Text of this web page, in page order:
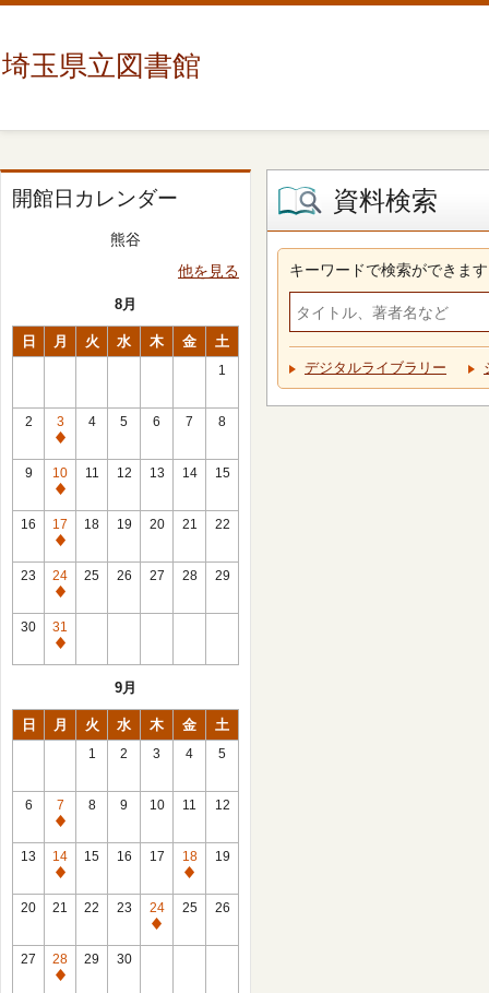
埼玉県立図書館
開館日カレンダー
熊谷
他を見る
8月
日 月 火 水 木 金 土
1
2
3
休
館
日
4 5 6 7 8
9
10
休
館
日
11 12 13 14 15
16
17
休
館
日
18 19 20 21 22
23
24
休
館
日
25 26 27 28 29
30
31
休
9月
日 月 火 水 木 金 土
1 2 3 4 5
6
7
休
館
日
8 9 10 11 12
13
14
休
館
15 16 17
18
休
館
19
20 21 22 23
24
休
25 26
27
28
休
29 30
資料検索
キーワードで検索ができます
デジタルライブラリー